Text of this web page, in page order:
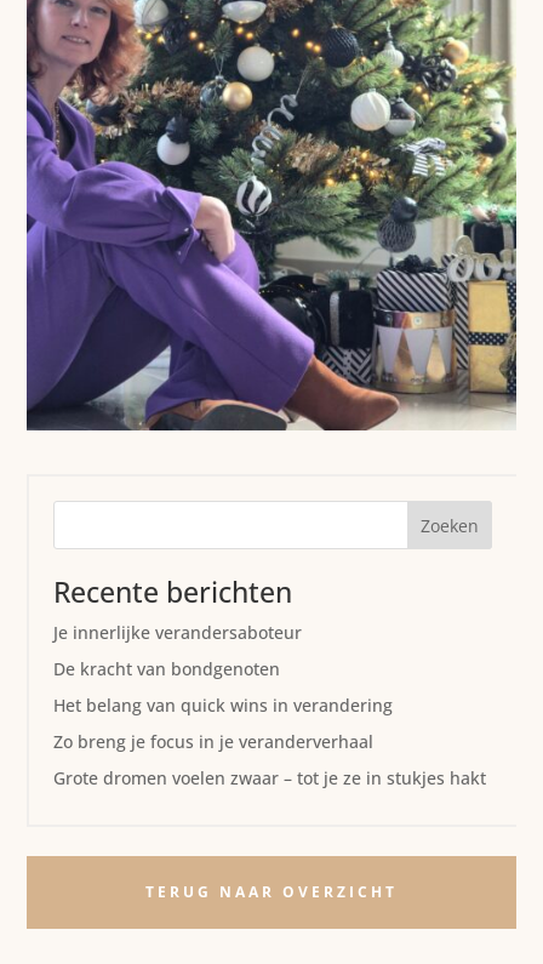
Zoeken
Recente berichten
Je innerlijke verandersaboteur
De kracht van bondgenoten
Het belang van quick wins in verandering
Zo breng je focus in je veranderverhaal
Grote dromen voelen zwaar – tot je ze in stukjes hakt
TERUG NAAR OVERZICHT